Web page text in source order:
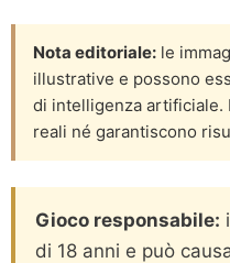
Nota editoriale: le
illustrative e possono
di intelligenza artificiale.
reali né garantiscono
Gioco responsabile:
di 18 anni e può